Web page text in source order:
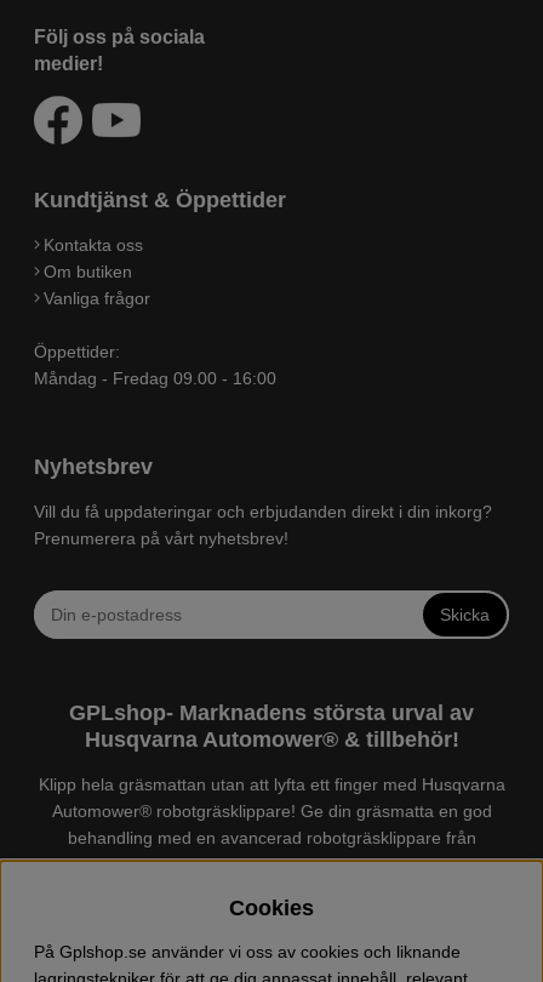
Följ oss på sociala
medier!
Kundtjänst & Öppettider
Kontakta oss
Om butiken
Vanliga frågor
Öppettider:
Måndag - Fredag 09.00 - 16:00
Nyhetsbrev
Vill du få uppdateringar och erbjudanden direkt i din inkorg?
Prenumerera på vårt nyhetsbrev!
Skicka
GPLshop- Marknadens största urval av
Husqvarna Automower® & tillbehör!
Klipp hela gräsmattan utan att lyfta ett finger med Husqvarna
Automower® robotgräsklippare! Ge din gräsmatta en god
behandling med en avancerad robotgräsklippare från
Husqvarna. Det finns enHusqvarna Automower®för just din
marknadens största urval av tillbehör och reservdelar till
Husqvarna Automower® och GARDENA. Vi säljer även
Husqvarna skog och trädgårdsprodukter så som:
Cookies
På Gplshop.se använder vi oss av cookies och liknande